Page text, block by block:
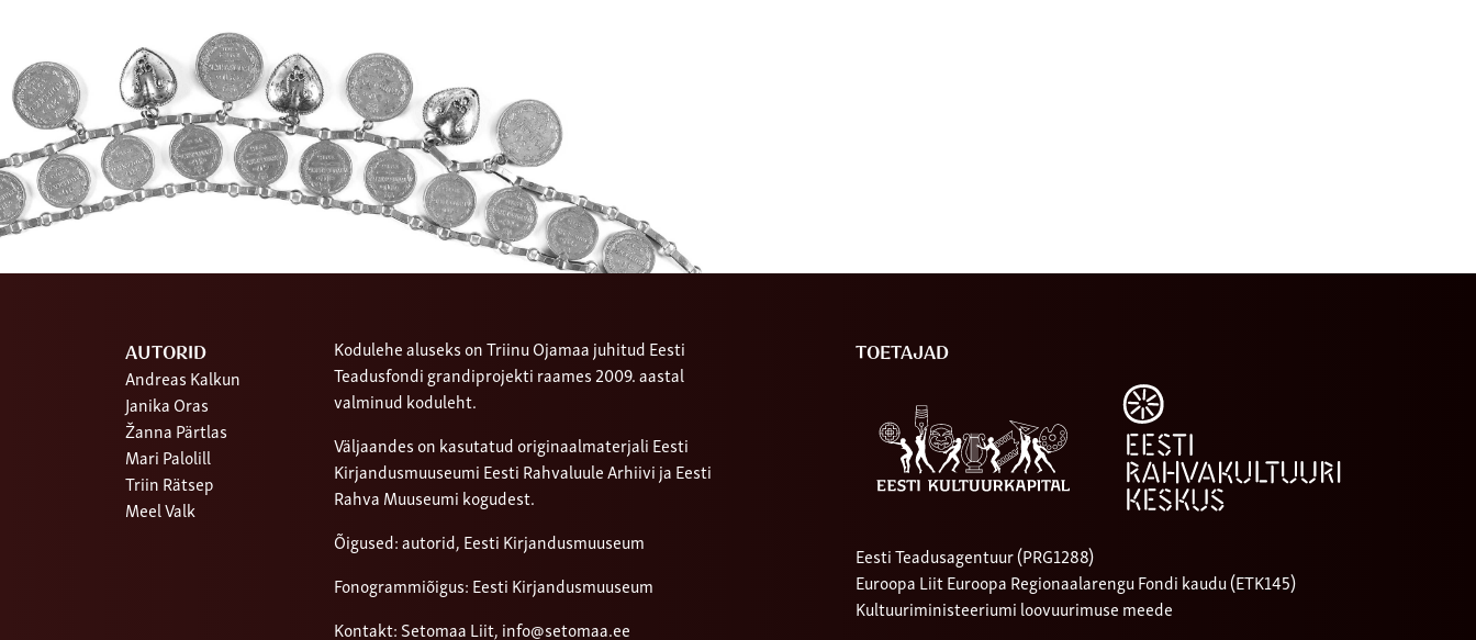
AUTORID
Andreas Kalkun
Janika Oras
Žanna Pärtlas
Mari Palolill
Triin Rätsep
Meel Valk
Kodulehe aluseks on Triinu Ojamaa juhitud Eesti
Teadusfondi grandiprojekti raames 2009. aastal
valminud koduleht.
Väljaandes on kasutatud originaalmaterjali Eesti
Kirjandusmuuseumi Eesti Rahvaluule Arhiivi ja Eesti
Rahva Muuseumi kogudest.
Õigused: autorid, Eesti Kirjandusmuuseum
Fonogrammiõigus: Eesti Kirjandusmuuseum
Kontakt: Setomaa Liit, info@setomaa.ee
TOETAJAD
Eesti Teadusagentuur (PRG1288)
Euroopa Liit Euroopa Regionaalarengu Fondi kaudu (ETK145)
Kultuuriministeeriumi loovuurimuse meede